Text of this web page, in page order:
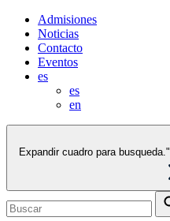
Admisiones
Noticias
Contacto
Eventos
es
es
en
Expandir cuadro para busqueda."